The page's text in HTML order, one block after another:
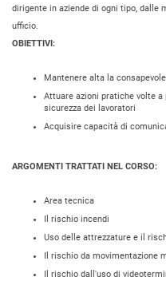
dirigente in aziende di ogni tipo,
ufficio.
OBIETTIVI:
Mantenere alta la
Attuare azioni pratiche volte
sicurezza dei lavoratori
Acquisire capacità di
ARGOMENTI TRATTATI NEL CORSO:
Area tecnica
Il rischio incendi
Uso delle attrezzature e il
Il rischio da movimentazione
Il rischio dall'uso di